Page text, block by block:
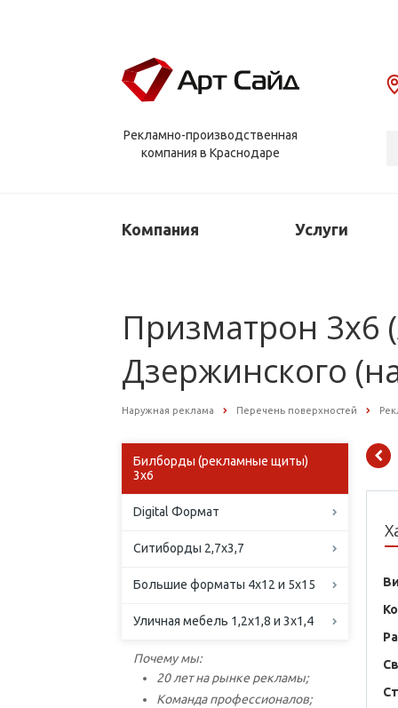
Рекламно-производственная
компания в Краснодаре
Компания Услуги
Призматрон 3х6
Дзержинского
Наружная реклама Перечень поверхностей
Билборды (рекламные щиты)
3х6
Digital Формат
Ситиборды 2,7х3,7
Большие форматы 4х12 и 5х15
Уличная мебель 1,2х1,8 и 3х1,4
Почему мы:
20 лет на рынке рекламы;
Команда профессионалов;